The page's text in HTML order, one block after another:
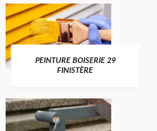
PEINTURE BOISERIE 29
FINISTÈRE